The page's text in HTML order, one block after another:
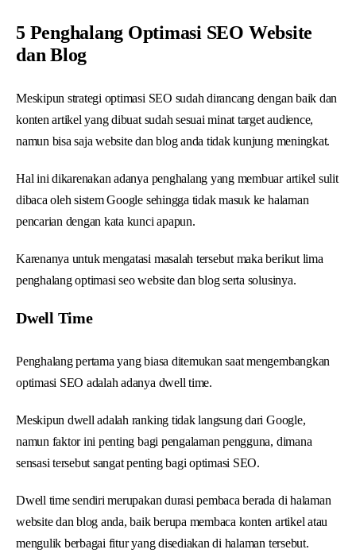
5 Penghalang Optimasi SEO Website
dan Blog
Meskipun strategi optimasi SEO sudah dirancang dengan baik dan
konten artikel yang dibuat sudah sesuai minat target audience,
namun bisa saja website dan blog anda tidak kunjung meningkat.
Hal ini dikarenakan adanya penghalang yang membuar artikel sulit
dibaca oleh sistem Google sehingga tidak masuk ke halaman
pencarian dengan kata kunci apapun.
Karenanya untuk mengatasi masalah tersebut maka berikut lima
penghalang optimasi seo website dan blog serta solusinya.
Dwell Time
Penghalang pertama yang biasa ditemukan saat mengembangkan
optimasi SEO adalah adanya dwell time.
Meskipun dwell adalah ranking tidak langsung dari Google,
namun faktor ini penting bagi pengalaman pengguna, dimana
sensasi tersebut sangat penting bagi optimasi SEO.
Dwell time sendiri merupakan durasi pembaca berada di halaman
website dan blog anda, baik berupa membaca konten artikel atau
mengulik berbagai fitur yang disediakan di halaman tersebut.